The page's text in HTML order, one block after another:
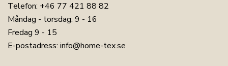
Telefon: +46 77 421 88 82
Måndag - torsdag: 9 - 16
Fredag 9 - 15
E-postadress: info@home-tex.se